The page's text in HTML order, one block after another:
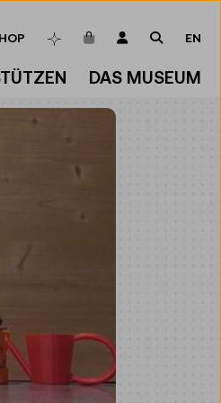
DAS MUSEUM
MERKLISTEARTIKEL IM
LOGIN SUCHE
EN